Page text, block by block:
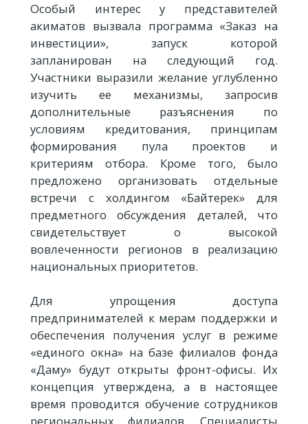
Особый интерес у представителей
акиматов вызвала программа «Заказ на
инвестиции», запуск которой
запланирован на следующий год.
Участники выразили желание углубленно
изучить ее механизмы, запросив
дополнительные разъяснения по
условиям кредитования, принципам
формирования пула проектов и
критериям отбора. Кроме того, было
предложено организовать отдельные
встречи с холдингом «Байтерек» для
предметного обсуждения деталей, что
свидетельствует о высокой
вовлеченности регионов в реализацию
национальных приоритетов.
Для упрощения доступа
предпринимателей к мерам поддержки и
обеспечения получения услуг в режиме
«единого окна» на базе филиалов фонда
«Даму» будут открыты фронт-офисы. Их
концепция утверждена, а в настоящее
время проводится обучение сотрудников